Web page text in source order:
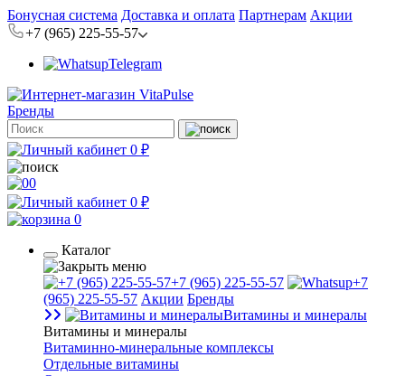
Бонусная система Доставка и оплата Партнерам Акции
+7 (965) 225-55-57
Telegram
Бренды
0 ₽
0
0 ₽
0
Каталог
+7 (965) 225-55-57
+7
(965) 225-55-57 Акции Бренды
Витамины и минералы
Витамины и минералы
Витаминно-минеральные комплексы
Отдельные витамины